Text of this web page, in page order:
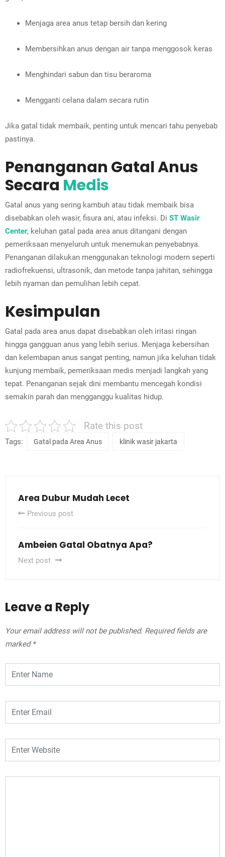
Menjaga area anus tetap bersih dan kering
Membersihkan anus dengan air tanpa menggosok keras
Menghindari sabun dan tisu beraroma
Mengganti celana dalam secara rutin
Jika gatal tidak membaik, penting untuk mencari tahu penyebab
pastinya.
Penanganan Gatal Anus
Secara Medis
Gatal anus yang sering kambuh atau tidak membaik bisa
disebabkan oleh wasir, fisura ani, atau infeksi. Di ST Wasir
Center, keluhan gatal pada area anus ditangani dengan
pemeriksaan menyeluruh untuk menemukan penyebabnya.
Penanganan dilakukan menggunakan teknologi modern seperti
radiofrekuensi, ultrasonik, dan metode tanpa jahitan, sehingga
lebih nyaman dan pemulihan lebih cepat.
Kesimpulan
Gatal pada area anus dapat disebabkan oleh iritasi ringan
hingga gangguan anus yang lebih serius. Menjaga kebersihan
dan kelembapan anus sangat penting, namun jika keluhan tidak
kunjung membaik, pemeriksaan medis menjadi langkah yang
tepat. Penanganan sejak dini membantu mencegah kondisi
semakin parah dan mengganggu kualitas hidup.
Rate this post
Tags: Gatal pada Area Anus klinik wasir jakarta
Area Dubur Mudah Lecet
Previous post
Ambeien Gatal Obatnya Apa?
Next post
Leave a Reply
Your email address will not be published. Required fields are
marked *